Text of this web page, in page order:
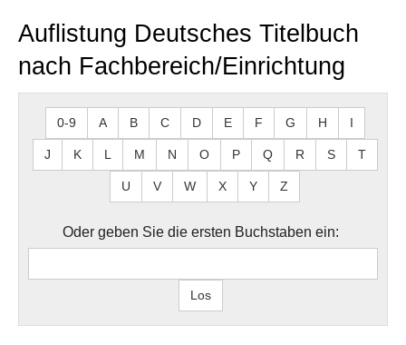
Auflistung Deutsches Titelbuch
nach Fachbereich/Einrichtung
0-9 A B C D E F G H I
J K L M N O P Q R S T
U V W X Y Z
Oder geben Sie die ersten Buchstaben ein: